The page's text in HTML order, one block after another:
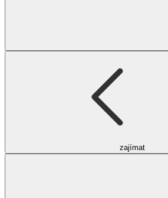
zajímat